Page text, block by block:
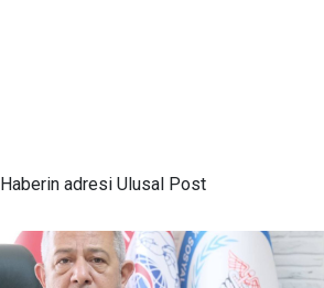
Haberin adresi Ulusal Post